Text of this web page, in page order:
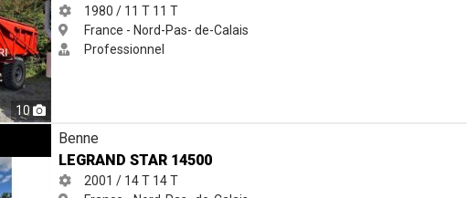
10
1980 / 11 T 11 T
France - Nord-Pas- de-Calais
Professionnel
Benne
LEGRAND STAR 14500
2001 / 14 T 14 T